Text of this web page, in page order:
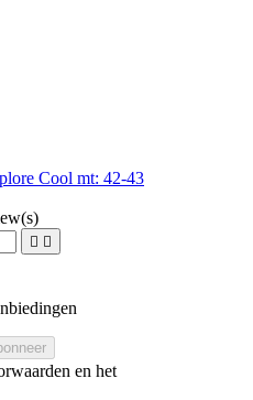
Cool mt: 42-43
 
en het